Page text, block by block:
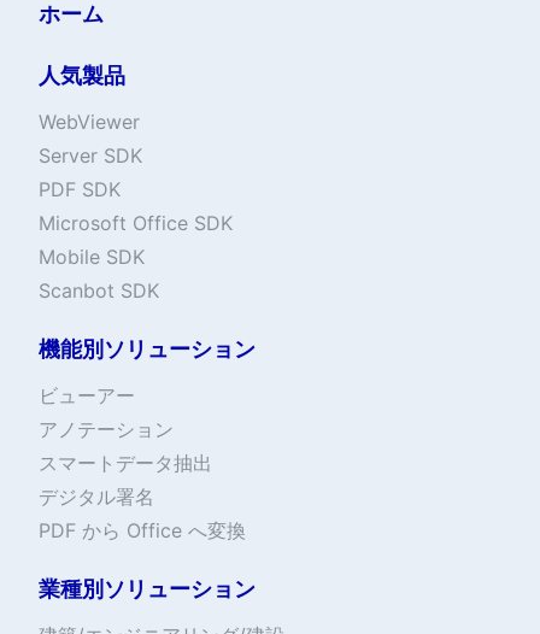
ホーム
人気製品
WebViewer
Server SDK
PDF SDK
Microsoft Office SDK
Mobile SDK
Scanbot SDK
機能別ソリューション
ビューアー
アノテーション
スマートデータ抽出
デジタル署名
PDF から Office へ変換
業種別ソリューション